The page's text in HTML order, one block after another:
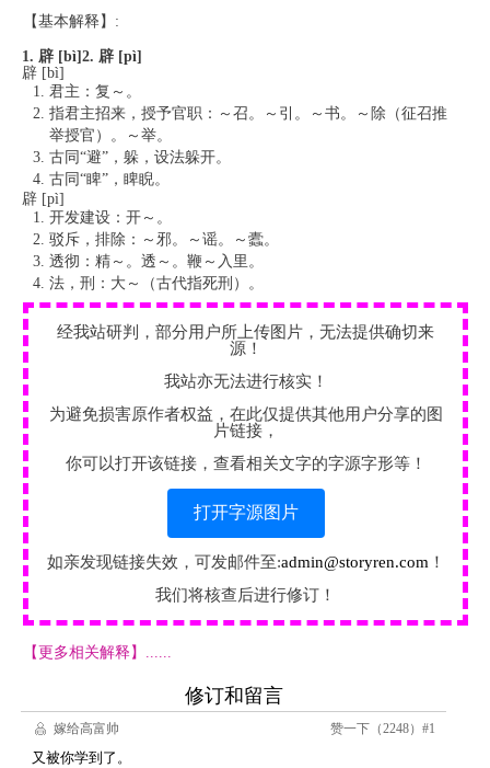
【基本解释】:
1. 辟 [bì] 2. 辟 [pì]
辟 [bì]
君主：复～。
指君主招来，授予官职：～召。～引。～书。～除（征召推
举授官）。～举。
古同“避”，躲，设法躲开。
古同“睥”，睥睨。
辟 [pì]
开发建设：开～。
驳斥，排除：～邪。～谣。～蠹。
透彻：精～。透～。鞭～入里。
法，刑：大～（古代指死刑）。
经我站研判，部分用户所上传图片，无法提供确切来
源！
我站亦无法进行核实！
为避免损害原作者权益，在此仅提供其他用户分享的图
片链接，
你可以打开该链接，查看相关文字的字源字形等！
打开字源图片
如亲发现链接失效，可发邮件至:admin@storyren.com ！
我们将核查后进行修订！
【更多相关解释】......